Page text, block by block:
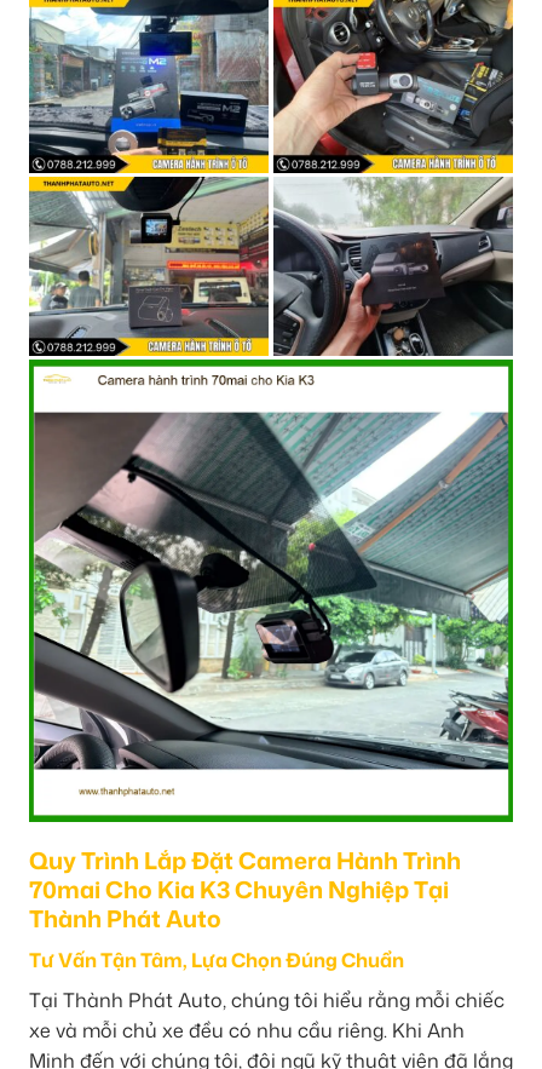
Quy Trình Lắp Đặt Camera Hành Trình
70mai Cho Kia K3 Chuyên Nghiệp Tại
Thành Phát Auto
Tư Vấn Tận Tâm, Lựa Chọn Đúng Chuẩn
Tại Thành Phát Auto, chúng tôi hiểu rằng mỗi chiếc
xe và mỗi chủ xe đều có nhu cầu riêng. Khi Anh
Minh đến với chúng tôi, đội ngũ kỹ thuật viên đã lắng